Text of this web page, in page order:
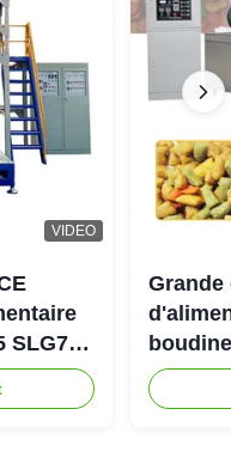
VIDEO
SLG70
sortie